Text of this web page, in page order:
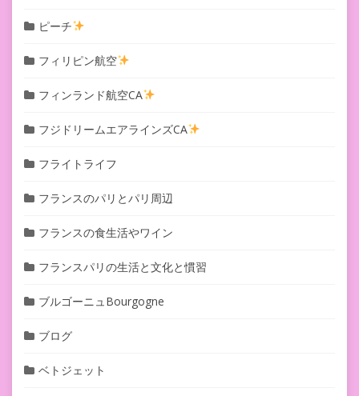
ピーチ
フィリピン航空
フィンランド航空CA
フジドリームエアラインズCA
フライトライフ
フランスのパリとパリ周辺
フランスの食生活やワイン
フランスパリの生活と文化と慣習
ブルゴーニュBourgogne
ブログ
ベトジェット